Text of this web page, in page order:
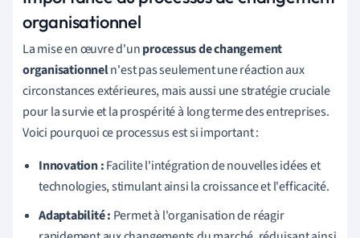
organisationnel
La mise en œuvre d'unprocessus de changement
organisationneln'est pas seulement une réaction aux
circonstances extérieures, mais aussi une stratégie cruciale
pour la survie et la prospérité à long terme des entreprises.
Voici pourquoi ce processus est si important :
Innovation :Facilite l'intégration de nouvelles idées et
technologies, stimulant ainsi la croissance et l'efficacité.
Adaptabilité : Permet à l'organisation de réagir